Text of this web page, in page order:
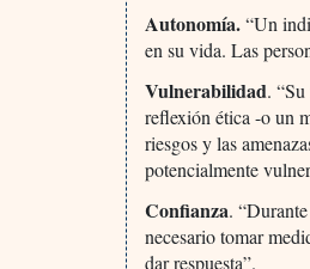
Autonomía.“Un
en su vida. Las
Vulnerabilidad.
reflexión ética -o un
riesgos y las
potencialmente
Confianza.
necesario tomar
dar respuesta”.